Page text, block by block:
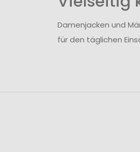
Damenjacken und
für den täglichen